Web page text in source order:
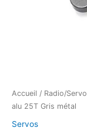
Accueil / Radio/Servo
alu 25T Gris métal
Servos